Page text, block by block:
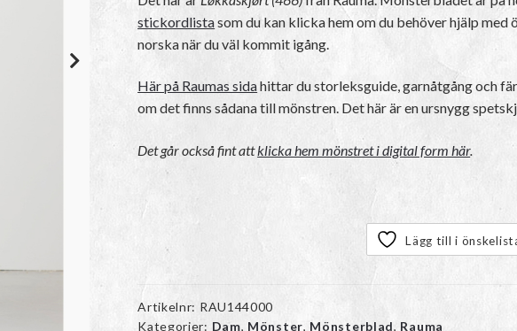
stickordlistasom du kan klicka hem om du behöver hjälp
norska när du väl kommit igång.
Här på Raumas sidahittar du storleksguide, garnåtgång och
om det finns sådana till mönstren. Det här är en ursnygg
Det går också fint attklicka hem mönstret i digital form här.
Lägg till i
Artikelnr: RAU144000
Kategorier: Dam, Mönster, Mönsterblad, Rauma